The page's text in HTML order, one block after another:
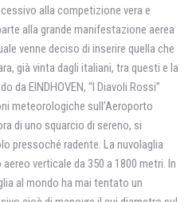
alla competizione vera e
alla grande manifestazione aerea
venne deciso di inserire quella che
già vinta dagli italiani, tra questi e la
da EINDHOVEN, “I Diavoli Rossi”
meteorologiche sull’Aeroporto
di uno squarcio di sereno, si
pressoché radente. La nuvolaglia
verticale da 350 a 1800 metri. In
al mondo ha mai tentato un